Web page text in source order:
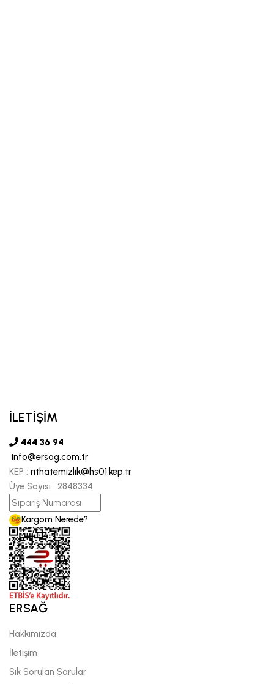
İLETİŞİM
444 36 94
info@ersag.com.tr
KEP : rithatemizlik@hs01.kep.tr
Üye Sayısı : 2848334
Kargom Nerede?
ERSAĞ
Hakkımızda
İletişim
Sık Sorulan Sorular